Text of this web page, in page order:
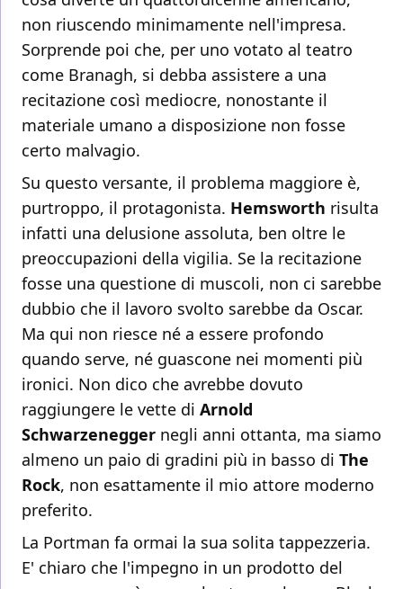
non riuscendo minimamente nell'impresa.
Sorprende poi che, per uno votato al teatro
come Branagh, si debba assistere a una
recitazione così mediocre, nonostante il
materiale umano a disposizione non fosse
certo malvagio.
Su questo versante, il problema maggiore è,
purtroppo, il protagonista. Hemsworth risulta
infatti una delusione assoluta, ben oltre le
preoccupazioni della vigilia. Se la recitazione
fosse una questione di muscoli, non ci sarebbe
dubbio che il lavoro svolto sarebbe da Oscar.
Ma qui non riesce né a essere profondo
quando serve, né guascone nei momenti più
ironici. Non dico che avrebbe dovuto
raggiungere le vette di Arnold
Schwarzenegger negli anni ottanta, ma siamo
almeno un paio di gradini più in basso di The
Rock, non esattamente il mio attore moderno
preferito.
La Portman fa ormai la sua solita tappezzeria.
E' chiaro che l'impegno in un prodotto del